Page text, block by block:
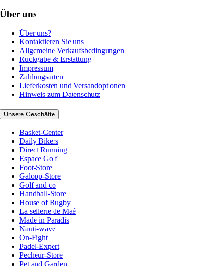
Über uns
Über uns?
Kontaktieren Sie uns
Allgemeine Verkaufsbedingungen
Rückgabe & Erstattung
Impressum
Zahlungsarten
Lieferkosten und Versandoptionen
Hinweis zum Datenschutz
Unsere Geschäfte
Basket-Center
Daily Bikers
Direct Running
Espace Golf
Foot-Store
Galopp-Store
Golf and co
Handball-Store
House of Rugby
La sellerie de Maé
Made in Paradis
Nauti-wave
On-Fight
Padel-Expert
Pecheur-Store
Pet and Garden